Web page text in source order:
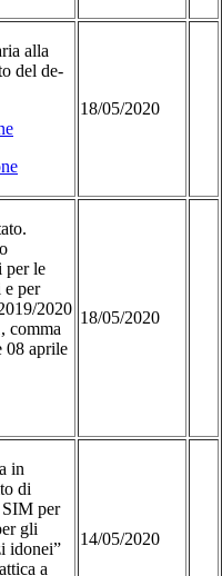
alla
del de-
18/05/2020
per le
e per
2020
comma
08 aprile
18/05/2020
in
di
per
gli
idonei”
a
14/05/2020